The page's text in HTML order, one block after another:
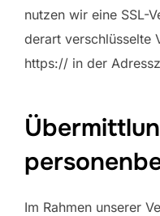
nutzen wir eine SSL-
derart verschlüsselte
https:// in der
Im Rahmen unserer